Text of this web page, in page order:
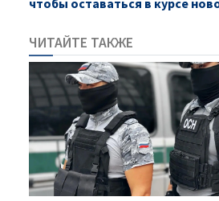
чтобы оставаться в курсе
ЧИТАЙТЕ ТАКЖЕ